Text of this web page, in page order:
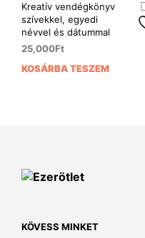
Kreatív vendégkönyv
szívekkel, egyedi
névvel és dátummal
25,000Ft
KOSÁRBA TESZEM
KÖVESS MINKET